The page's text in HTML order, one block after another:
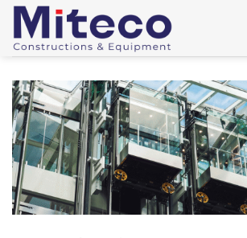
Skip
content